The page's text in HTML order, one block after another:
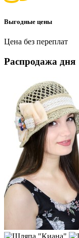
Выгодные цены
Цена без переплат
Распродажа дня